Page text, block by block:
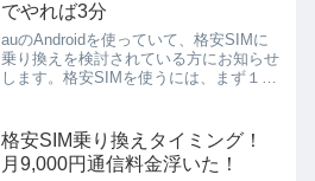
でやれば3分
auのAndroidを使っていて、格安SIMに
乗り換えを検討されている方にお知らせ
します。格安SIMを使うには、まず１番
続きは出来ますが、au窓口でSIMロック
解除す...
格安SIM乗り換えタイミング！
月9,000円通信料金浮いた！